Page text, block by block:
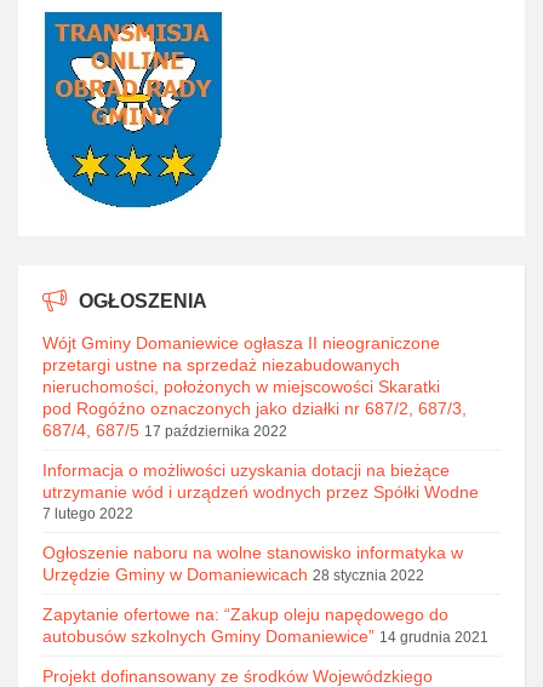
OGŁOSZENIA
Wójt Gminy Domaniewice ogłasza II nieograniczone
przetargi ustne na sprzedaż niezabudowanych
nieruchomości, położonych w miejscowości Skaratki
pod Rogóźno oznaczonych jako działki nr 687/2, 687/3,
687/4, 687/5 17 października 2022
Informacja o możliwości uzyskania dotacji na bieżące
utrzymanie wód i urządzeń wodnych przez Spółki Wodne
7 lutego 2022
Ogłoszenie naboru na wolne stanowisko informatyka w
Urzędzie Gminy w Domaniewicach 28 stycznia 2022
Zapytanie ofertowe na: “Zakup oleju napędowego do
autobusów szkolnych Gminy Domaniewice” 14 grudnia 2021
Projekt dofinansowany ze środków Wojewódzkiego